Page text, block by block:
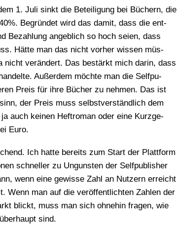
1. Juli sinkt die Betei­li­gung bei Büchern, die
Begrün­det wird das damit, dass die ent­
Bezah­lung angeb­lich so hoch sei­en, dass
Hät­te man das nicht vor­her wis­sen müs­
nicht ver­än­dert. Das bestärkt mich dar­in, dass
Außer­dem möch­te man die Self­pu­
Preis für ihre Bücher zu neh­men. Das ist
der Preis muss selbst­ver­ständ­lich dem
auch kei­nen Heft­ro­man oder eine Kurz­ge­
Euro.
Ich hat­te bereits zum Start der Platt­form
schnel­ler zu Unguns­ten der Self­pu­blisher
wenn eine gewis­se Zahl an Nut­zern erreicht
Wenn man auf die ver­öf­fent­lich­ten Zah­len der
blickt, muss man sich ohne­hin fra­gen, wie
sind.